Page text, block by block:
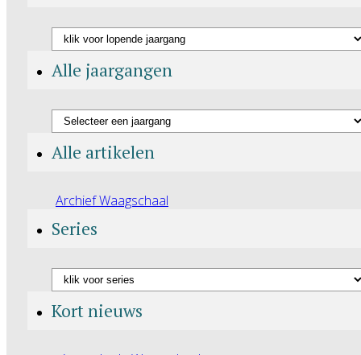
Alle jaargangen
Alle artikelen
Archief Waagschaal
Series
Kort nieuws